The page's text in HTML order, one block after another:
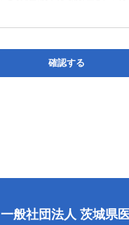
一般社団法人 茨城県